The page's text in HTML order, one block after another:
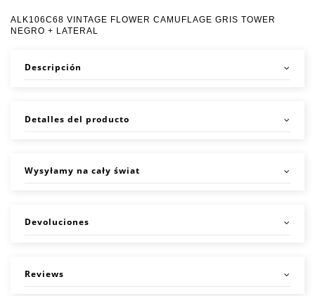
ALK106C68 VINTAGE FLOWER CAMUFLAGE GRIS TOWER
NEGRO + LATERAL
Descripción
Detalles del producto
Wysyłamy na cały świat
Devoluciones
Reviews